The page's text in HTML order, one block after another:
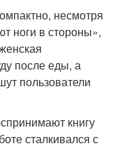
несмотря
ноги в стороны»,
после еды, а
пользователи
книгу
сталкивался с